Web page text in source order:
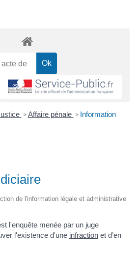
> Affaire pénale > Information
de l'information légale et administrative
l'enquête menée par un juge
l'existence d'une infraction et d’en